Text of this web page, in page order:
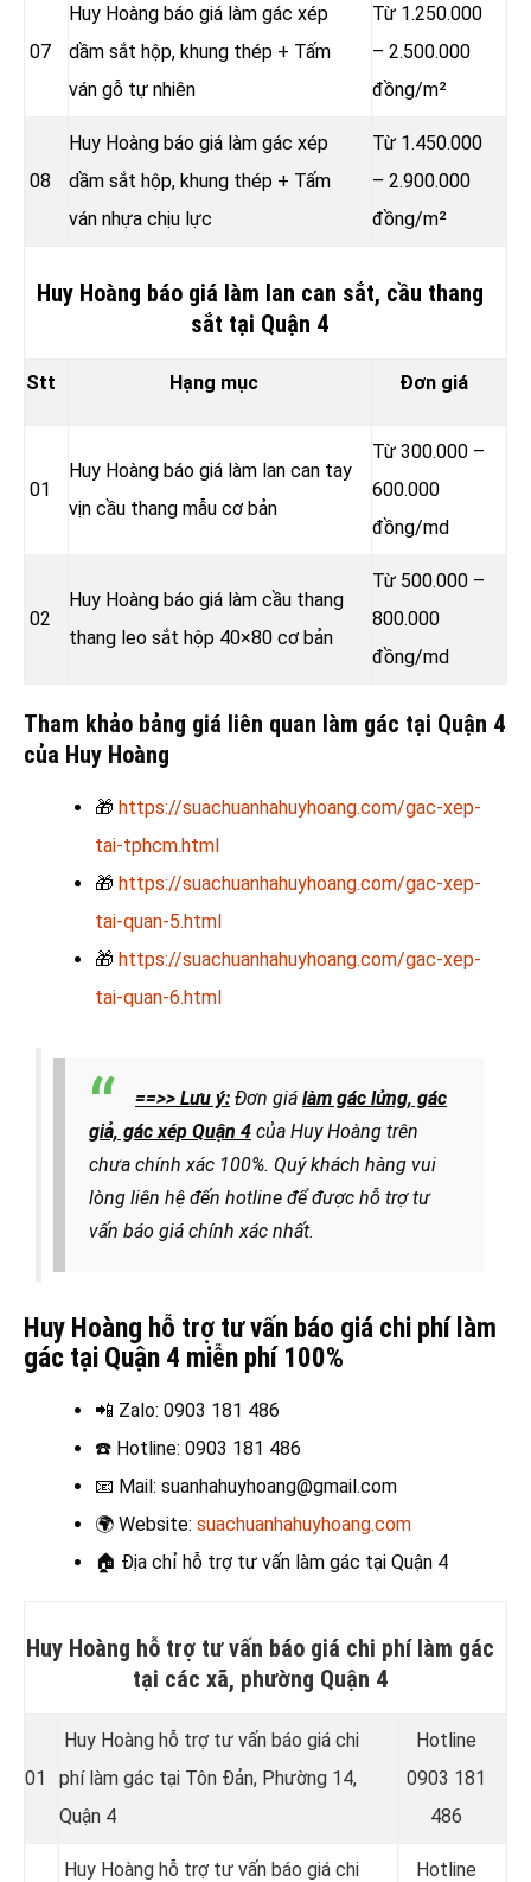
07
Huy Hoàng báo giá làm gác xép
dầm sắt hộp, khung thép + Tấm
ván gỗ tự nhiên
Từ 1.250.000
– 2.500.000
đồng/m²
08
Huy Hoàng báo giá làm gác xép
dầm sắt hộp, khung thép + Tấm
ván nhựa chịu lực
Từ 1.450.000
– 2.900.000
đồng/m²
Huy Hoàng báo giá làm lan can sắt, cầu thang
sắt tại Quận 4
Stt Hạng mục Đơn giá
01
Huy Hoàng báo giá làm lan can tay
vịn cầu thang mẫu cơ bản
Từ 300.000 –
600.000
đồng/md
02
Huy Hoàng báo giá làm cầu thang
thang leo sắt hộp 40×80 cơ bản
Từ 500.000 –
800.000
đồng/md
Tham khảo bảng giá liên quan làm gác tại Quận 4
của Huy Hoàng
🎁 https://suachuanhahuyhoang.com/gac-xep-
tai-tphcm.html
🎁 https://suachuanhahuyhoang.com/gac-xep-
tai-quan-5.html
🎁 https://suachuanhahuyhoang.com/gac-xep-
tai-quan-6.html
==>> Lưu ý: Đơn giá làm gác lửng, gác
giả, gác xép Quận 4 của Huy Hoàng trên
chưa chính xác 100%. Quý khách hàng vui
lòng liên hệ đến hotline để được hỗ trợ tư
vấn báo giá chính xác nhất.
Huy Hoàng hỗ trợ tư vấn báo giá chi phí làm
gác tại Quận 4 miễn phí 100%
📲 Zalo: 0903 181 486
☎️ Hotline: 0903 181 486
📧 Mail: suanhahuyhoang@gmail.com
🌍 Website: suachuanhahuyhoang.com
🏠 Địa chỉ hỗ trợ tư vấn làm gác tại Quận 4
Huy Hoàng hỗ trợ tư vấn báo giá chi phí làm gác
tại các xã, phường Quận 4
01
Huy Hoàng hỗ trợ tư vấn báo giá chi
phí làm gác tại Tôn Ðản, Phường 14,
Quận 4
Hotline
0903 181
486
Huy Hoàng hỗ trợ tư vấn báo giá chi
Hotline